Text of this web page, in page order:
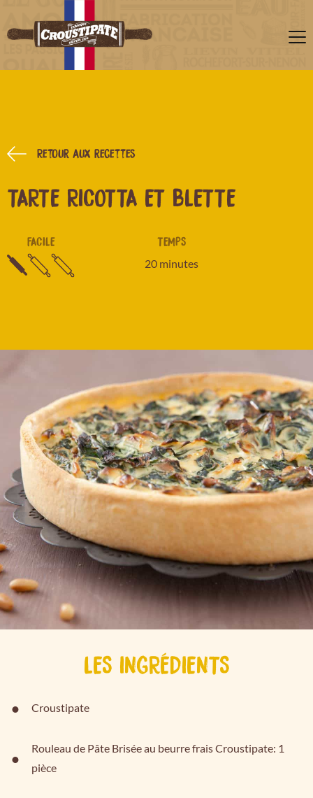
Retour aux recettes
TARTE RICOTTA ET BLETTE
FACILE TEMPS
20 minutes
LES INGRÉDIENTS
Croustipate
Rouleau de Pâte Brisée au beurre frais Croustipate: 1
pièce